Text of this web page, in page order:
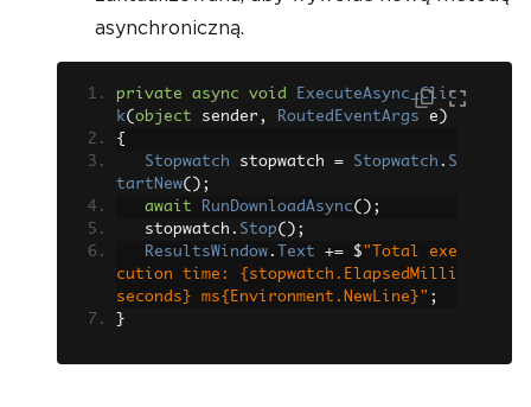
asynchroniczną.
private async void
ExecuteAsync_Clic
k( object sender , RoutedEventArgs e )
{
Stopwatch stopwatch = Stopwatch . S
tartNew();
await
RunDownloadAsync();
   stopwatch
. Stop();
ResultsWindow . Text += $ "Total exe
cution time: {stopwatch.ElapsedMilli
seconds} ms{Environment.NewLine}" ;
}